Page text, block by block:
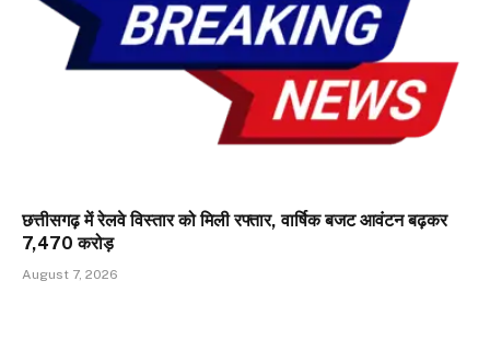
छत्तीसगढ़ में रेलवे विस्तार को मिली रफ्तार, वार्षिक बजट आवंटन बढ़कर
₹7,470 करोड़
August 7, 2026